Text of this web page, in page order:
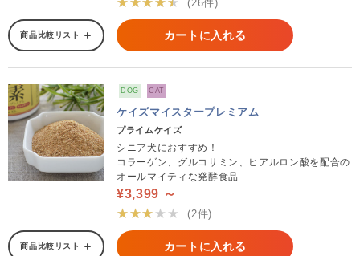
(26件)
商品比較リスト カートに入れる
DOG CAT
ケイズマイスタープレミアム
プライムケイズ
シニア犬におすすめ！
コラーゲン、グルコサミン、ヒアルロン酸を配合の
オールマイティな発酵食品
¥3,399 ～
★★★★★
(2件)
商品比較リスト カートに入れる